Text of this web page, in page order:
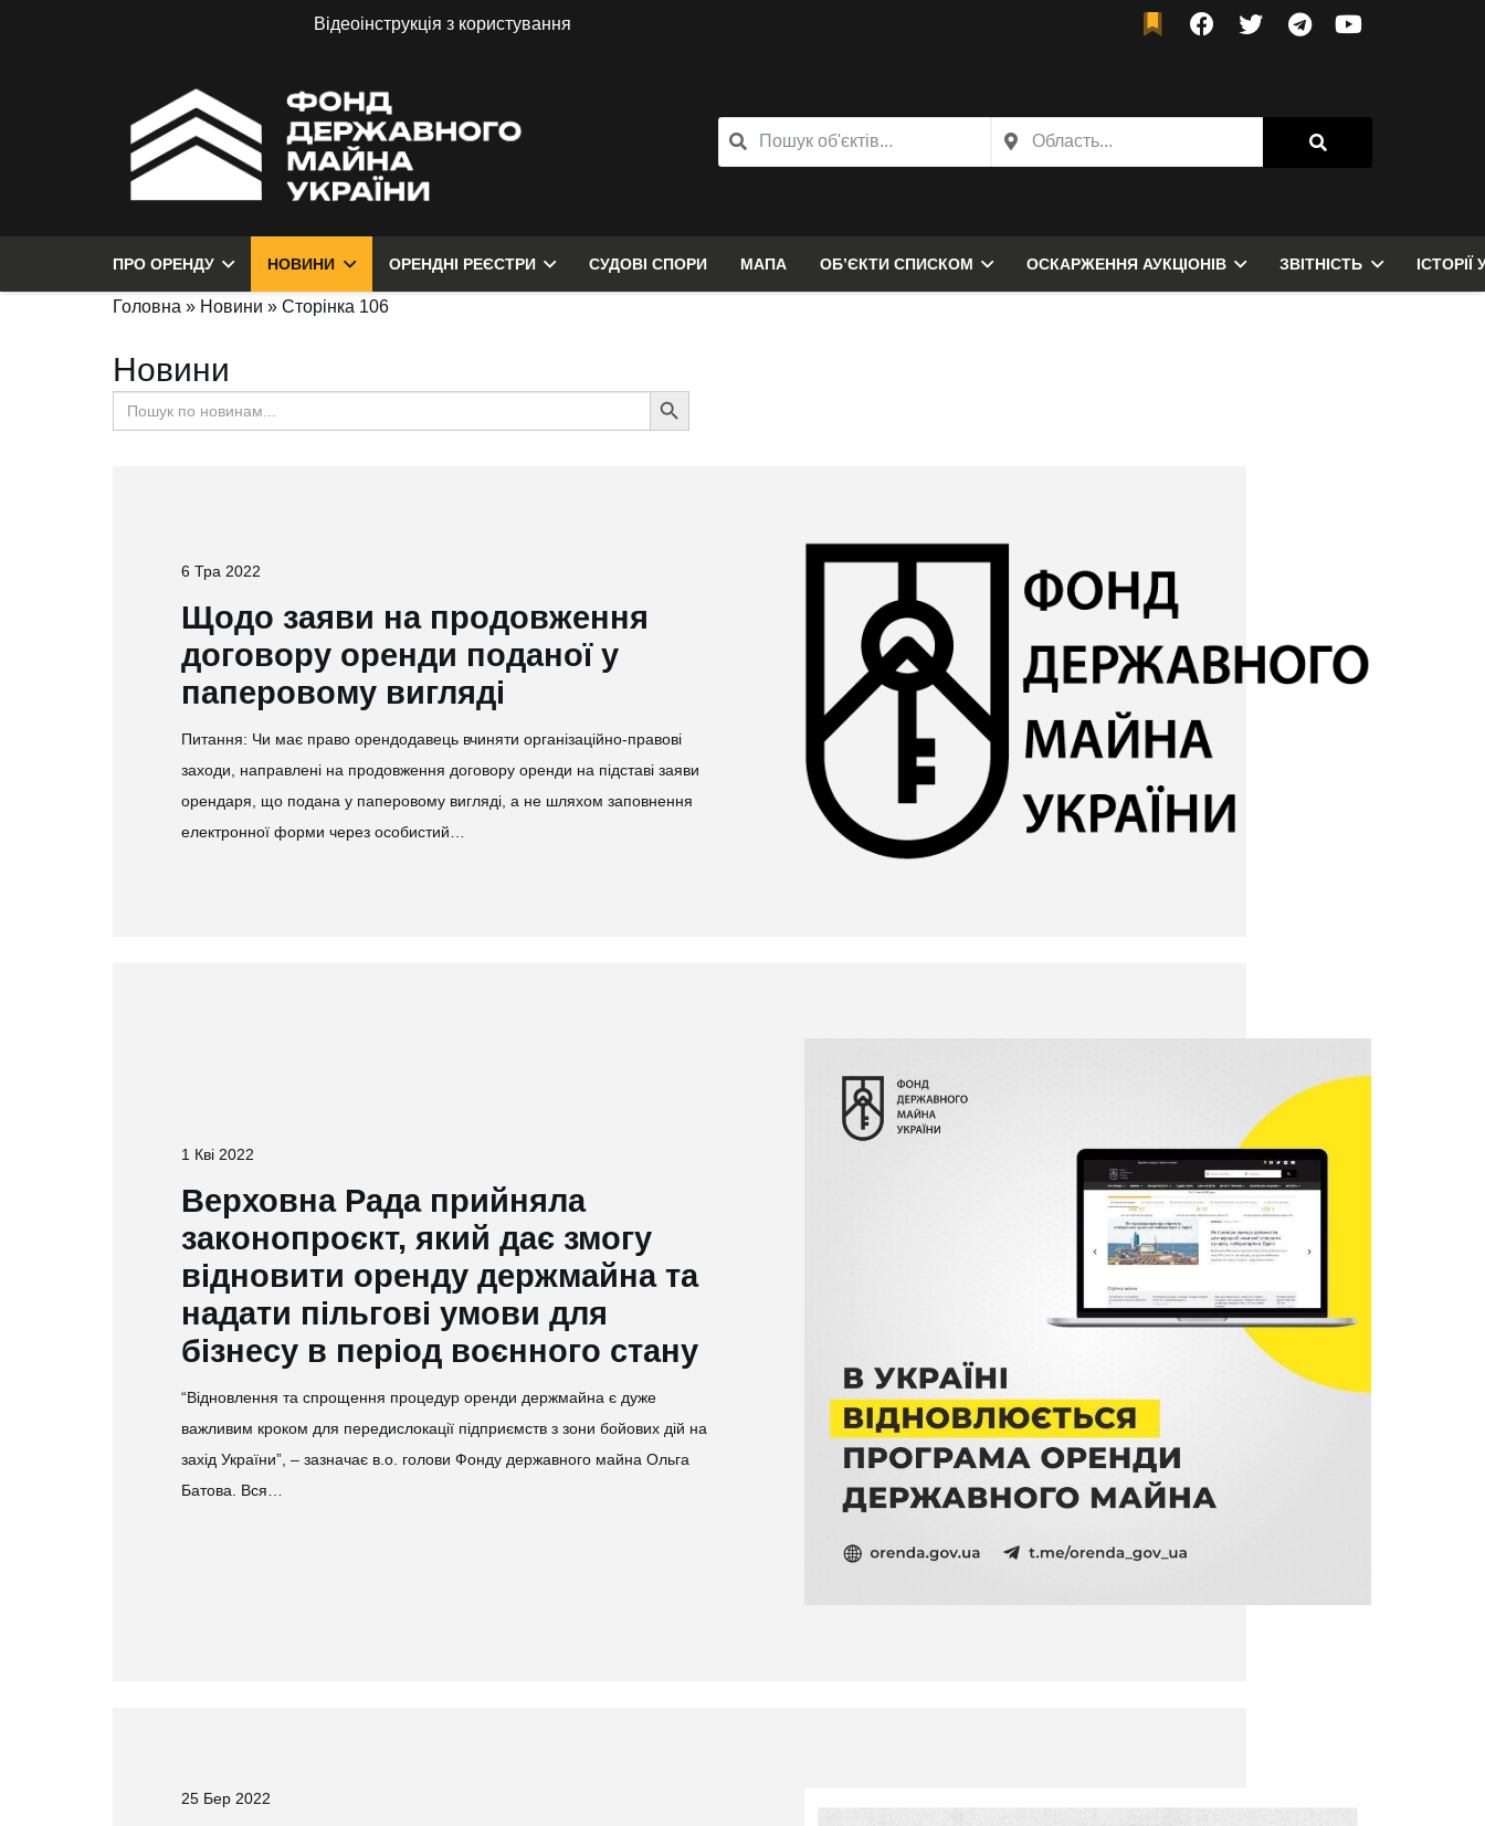
Відеоінструкція з користування
ПРО ОРЕНДУ НОВИНИ ОРЕНДНІ РЕЄСТРИ СУДОВІ СПОРИ МАПА ОБ’ЄКТИ СПИСКОМ ОСКАРЖЕННЯ АУКЦІОНІВ ЗВІТНІСТЬ ІСТОРІЇ
Головна » Новини » Сторінка 106
Новини
Search
for:
Search
Button
6 Тра 2022
Щодо заяви на продовження
договору оренди поданої у
паперовому вигляді
Питання: Чи має право орендодавець вчиняти організаційно-правові
заходи, направлені на продовження договору оренди на підставі заяви
орендаря, що подана у паперовому вигляді, а не шляхом заповнення
електронної форми через особистий…
1 Кві 2022
Верховна Рада прийняла
законопроєкт, який дає змогу
відновити оренду держмайна та
надати пільгові умови для
бізнесу в період воєнного стану
“Відновлення та спрощення процедур оренди держмайна є дуже
важливим кроком для передислокації підприємств з зони бойових дій на
захід України”, – зазначає в.о. голови Фонду державного майна Ольга
Батова. Вся…
25 Бер 2022